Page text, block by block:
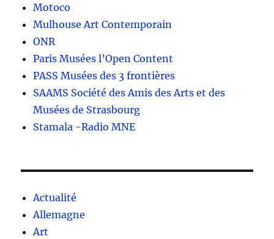
Motoco
Mulhouse Art Contemporain
ONR
Paris Musées l’Open Content
PASS Musées des 3 frontières
SAAMS Société des Amis des Arts et des
Musées de Strasbourg
Stamala -Radio MNE
Actualité
Allemagne
Art